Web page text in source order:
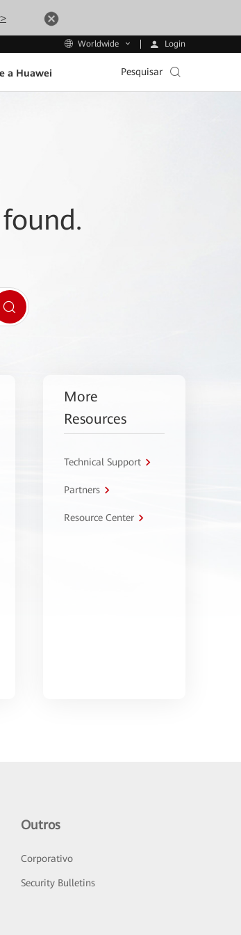
Worldwide Login
a Huawei Pesquisar
More
Resources
Technical Support
Partners
Resource Center
Outros
Corporativo
Security Bulletins